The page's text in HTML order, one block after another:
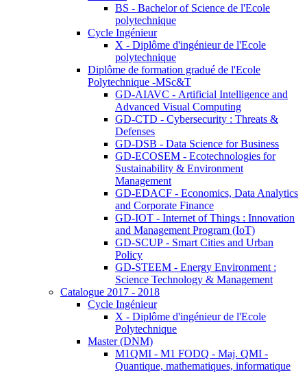
BS - Bachelor of Science de l'Ecole
polytechnique
Cycle Ingénieur
X - Diplôme d'ingénieur de l'Ecole
polytechnique
Diplôme de formation gradué de l'Ecole
Polytechnique -MSc&T
GD-AIAVC - Artificial Intelligence and
Advanced Visual Computing
GD-CTD - Cybersecurity : Threats &
Defenses
GD-DSB - Data Science for Business
GD-ECOSEM - Ecotechnologies for
Sustainability & Environment
Management
GD-EDACF - Economics, Data Analytics
and Corporate Finance
GD-IOT - Internet of Things : Innovation
and Management Program (IoT)
GD-SCUP - Smart Cities and Urban
Policy
GD-STEEM - Energy Environment :
Science Technology & Management
Catalogue 2017 - 2018
Cycle Ingénieur
X - Diplôme d'ingénieur de l'Ecole
Polytechnique
Master (DNM)
M1QMI - M1 FODQ - Maj. QMI -
Quantique, mathematiques, informatique